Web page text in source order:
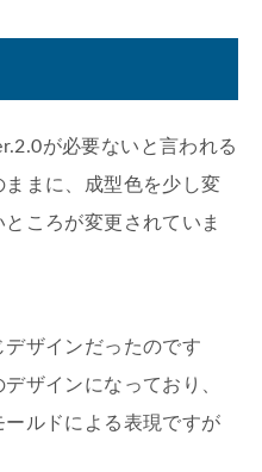
が必要ないと言われる
まに、成型色を少し変
ころが変更されていま
ザインだったのです
ザインになっており、
ルドによる表現ですが